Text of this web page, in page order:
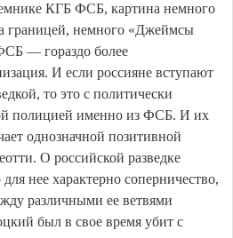
КГБ ФСБ, картина немного
границей, немного «Джеймсы
— гораздо более
И если россияне вступают
то это с политически
полицией именно из ФСБ. И их
однозначной позитивной
О российской разведке
нее характерно соперничество,
различными ее ветвями
был в свое время убит с